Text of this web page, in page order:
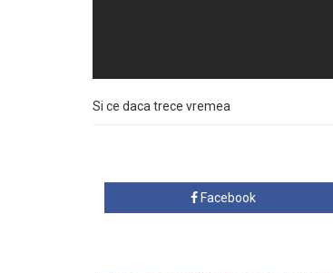
Si ce daca trece vremea
Facebook